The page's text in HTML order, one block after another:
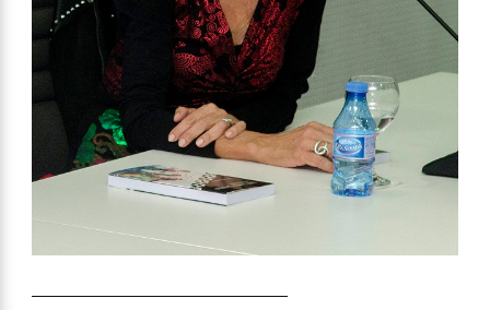
—————————————